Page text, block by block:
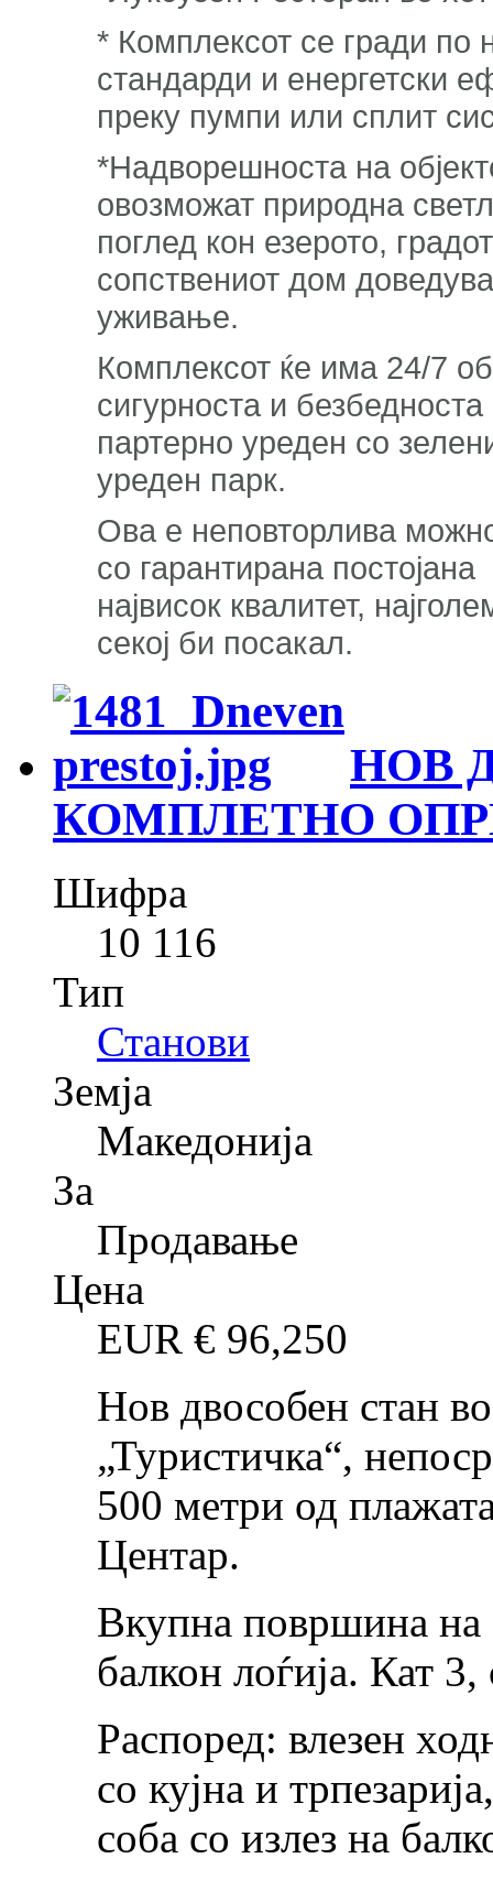
* Комплексот се гради по
стандарди и енергетски
преку пумпи или сплит
*Надворешноста на
овозможат природна
поглед кон езерото,
сопствениот дом
уживање.
Комплексот ќе има 24/7
сигурноста и
партерно уреден со
уреден парк.
Ова е неповторлива
со гарантирана
највисок квалитет,
секој би посакал.
НОВ
КОМПЛЕТНО
Шифра
10 116
Тип
Станови
Земја
Македонија
За
Продавање
Цена
EUR € 96,250
Нов двособен стан
„Туристичка“,
500 метри од
Центар.
Вкупна површина на
балкон лоѓија. Кат
Распоред: влезен
со кујна и
соба со излез на